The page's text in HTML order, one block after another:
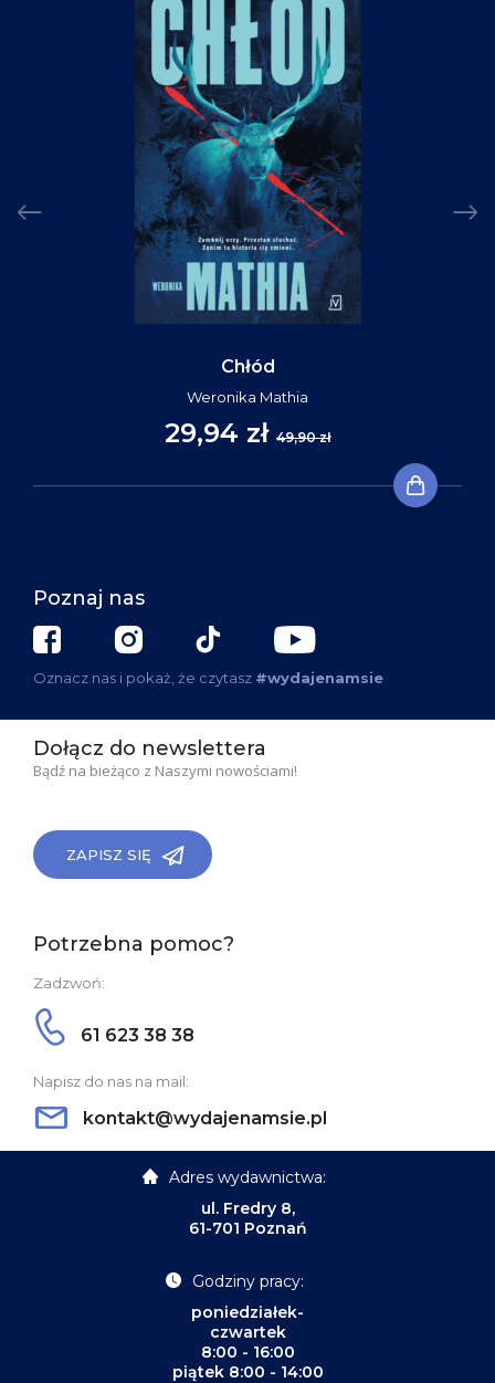
Chłód
Weronika Mathia
29,94 zł 49,90 zł
Poznaj nas
Oznacz nas i pokaż, że czytasz #wydajenamsie
Dołącz do newslettera
Bądź na bieżąco z Naszymi nowościami!
ZAPISZ SIĘ
Potrzebna pomoc?
Zadzwoń:
61 623 38 38
Napisz do nas na mail:
kontakt@wydajenamsie.pl
Adres wydawnictwa:
ul. Fredry 8,
61-701 Poznań
Godziny pracy:
poniedziałek-
czwartek
8:00 - 16:00
piątek 8:00 - 14:00